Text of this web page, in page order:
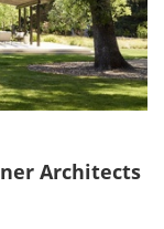
Architects